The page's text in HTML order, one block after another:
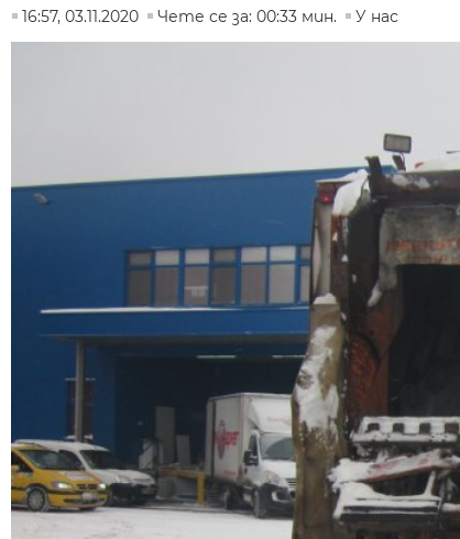
16:57, 03.11.2020
Чете се за: 00:33 мин. У нас